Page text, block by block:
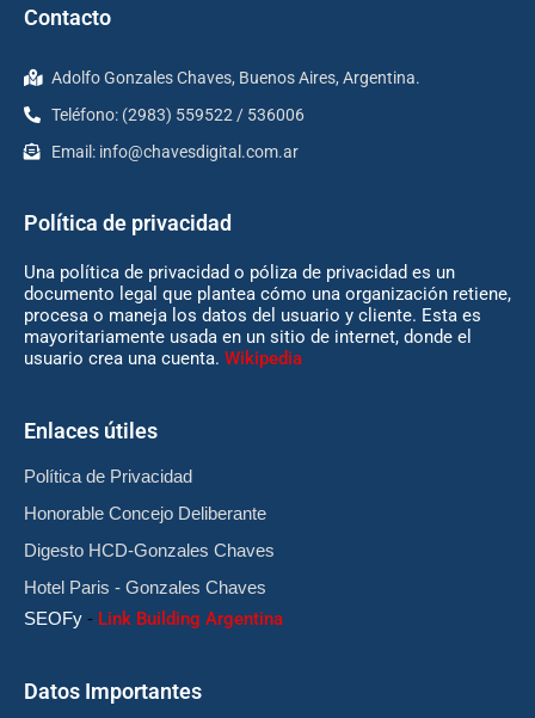
Contacto
Adolfo Gonzales Chaves, Buenos Aires, Argentina.
Teléfono: (2983) 559522 / 536006
Email: info@chavesdigital.com.ar
Política de privacidad
Una política de privacidad o póliza de privacidad es un
documento legal que plantea cómo una organización retiene,
procesa o maneja los datos del usuario y cliente. Esta es
mayoritariamente usada en un sitio de internet, donde el
usuario crea una cuenta. Wikipedia
Enlaces útiles
Política de Privacidad
Honorable Concejo Deliberante
Digesto HCD-Gonzales Chaves
Hotel Paris - Gonzales Chaves
SEOFy - Link Building Argentina
Datos Importantes